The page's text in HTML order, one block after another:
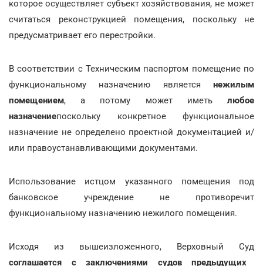
которое осуществляет субъект хозяйствования, не может
считаться реконструкцией помещения, поскольку не
предусматривает его перестройки.
В соответствии с Техническим паспортом помещение по
функциональному назначению является нежилым
помещением, а потому может иметь любое
назначениепоскольку конкретное функциональное
назначение не определено проектной документацией и/
или правоустанавливающими документами.
Использование истцом указанного помещения под
банковское учреждение не противоречит
функциональному назначению нежилого помещения.
Исходя из вышеизложенного, Верховный Суд
соглашается с заключениями судов предыдущих